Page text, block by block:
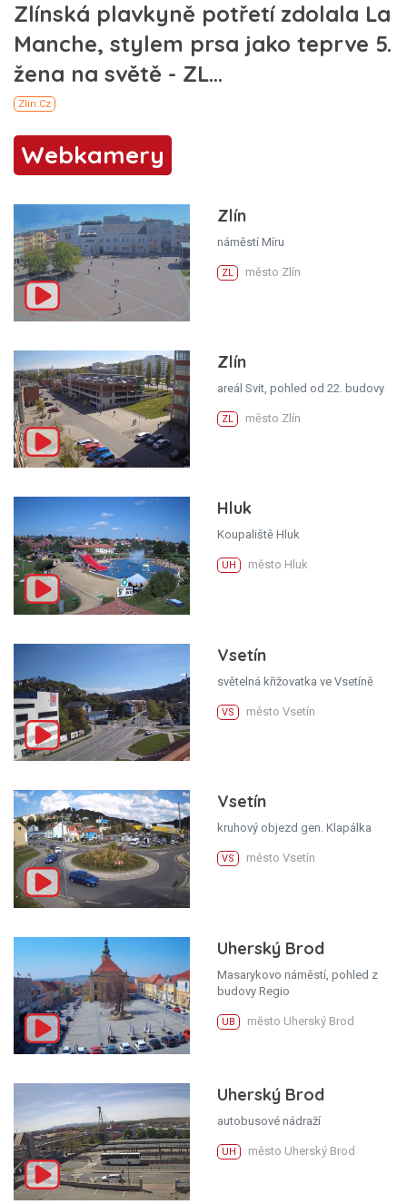
Webkamery
Zlín
náměstí Míru
ZL město Zlín
Zlín
areál Svit, pohled od 22. budovy
ZL město Zlín
Hluk
Koupaliště Hluk
UH město Hluk
Vsetín
světelná křižovatka ve Vsetíně
VS město Vsetín
Vsetín
kruhový objezd gen. Klapálka
VS město Vsetín
Uherský Brod
Masarykovo náměstí, pohled z
budovy Regio
UB město Uherský Brod
Uherský Brod
autobusové nádraží
UH město Uherský Brod